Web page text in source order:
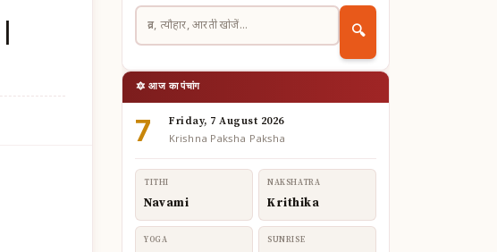
🔍
🔯 आज का पंचांग
7 Friday, 7 August 2026
Krishna Paksha Paksha
TITHI
Navami
NAKSHATRA
Krithika
YOGA SUNRISE